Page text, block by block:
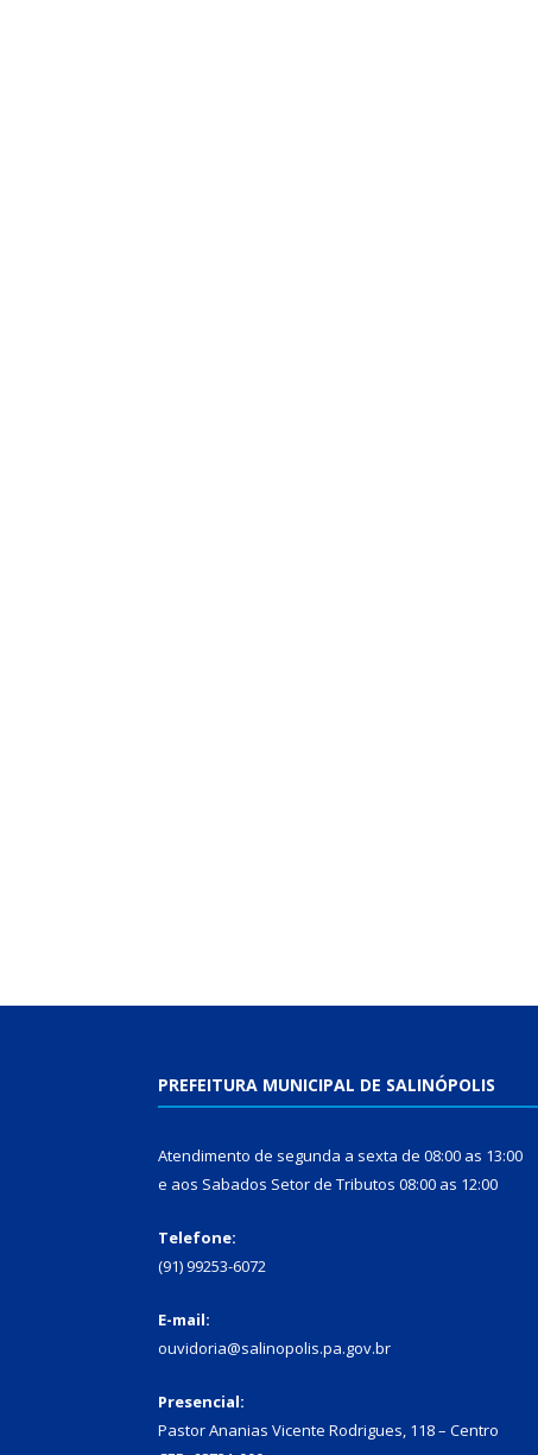
PREFEITURA MUNICIPAL DE SALINÓPOLIS
Atendimento de segunda a sexta de 08:00 as 13:00
e aos Sabados Setor de Tributos 08:00 as 12:00
Telefone:
(91) 99253-6072
E-mail:
ouvidoria@salinopolis.pa.gov.br
Presencial:
Pastor Ananias Vicente Rodrigues, 118 – Centro